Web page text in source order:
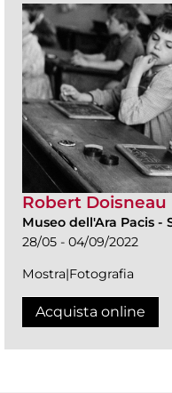
Robert Doisneau
Museo dell'Ara Pacis -
28/05 - 04/09/2022
Mostra|Fotografia
Acquista online